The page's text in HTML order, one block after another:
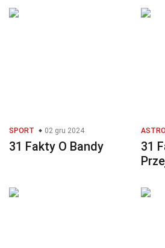
SPORT 02 gru 2024
31 Fakty O Bandy
31